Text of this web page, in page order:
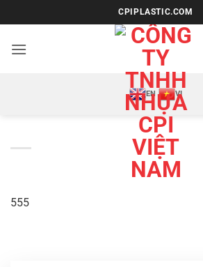
qua
nội
CPIPLASTIC.COM
EN VI
555